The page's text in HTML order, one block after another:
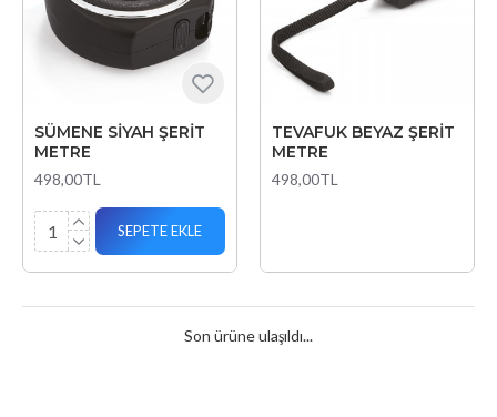
SÜMENE SİYAH ŞERİT
METRE
498,00TL
SEPETE EKLE
TEVAFUK BEYAZ ŞERİT
METRE
498,00TL
Son ürüne ulaşıldı...